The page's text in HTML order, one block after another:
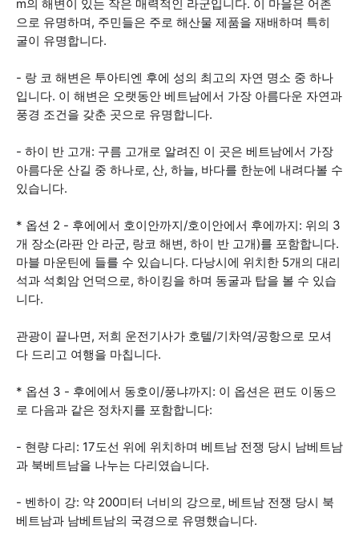
m의 해변이 있는 작은 매력적인 라군입니다. 이 마을은 어촌
으로 유명하며, 주민들은 주로 해산물 제품을 재배하며 특히
굴이 유명합니다.
- 랑 코 해변은 투아티엔 후에 성의 최고의 자연 명소 중 하나
입니다. 이 해변은 오랫동안 베트남에서 가장 아름다운 자연과
풍경 조건을 갖춘 곳으로 유명합니다.
- 하이 반 고개: 구름 고개로 알려진 이 곳은 베트남에서 가장
아름다운 산길 중 하나로, 산, 하늘, 바다를 한눈에 내려다볼 수
있습니다.
* 옵션 2 - 후에에서 호이안까지/호이안에서 후에까지: 위의 3
개 장소(라판 안 라군, 랑코 해변, 하이 반 고개)를 포함합니다.
마블 마운틴에 들를 수 있습니다. 다낭시에 위치한 5개의 대리
석과 석회암 언덕으로, 하이킹을 하며 동굴과 탑을 볼 수 있습
니다.
관광이 끝나면, 저희 운전기사가 호텔/기차역/공항으로 모셔
다 드리고 여행을 마칩니다.
* 옵션 3 - 후에에서 동호이/풍냐까지: 이 옵션은 편도 이동으
로 다음과 같은 정차지를 포함합니다:
- 현량 다리: 17도선 위에 위치하며 베트남 전쟁 당시 남베트남
과 북베트남을 나누는 다리였습니다.
- 벤하이 강: 약 200미터 너비의 강으로, 베트남 전쟁 당시 북
베트남과 남베트남의 국경으로 유명했습니다.